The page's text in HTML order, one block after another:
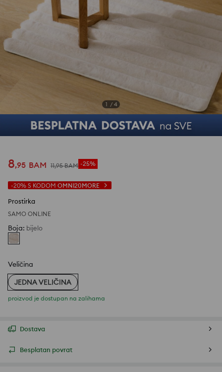
1 / 4
8,95 BAM 11,95 BAM -25%
-20% S KODOM OMNI20MORE
Prostirka
SAMO ONLINE
Boja: bijelo
Veličina
JEDNA VELIČINA
proizvod je dostupan na zalihama
Dostava
Besplatan povrat